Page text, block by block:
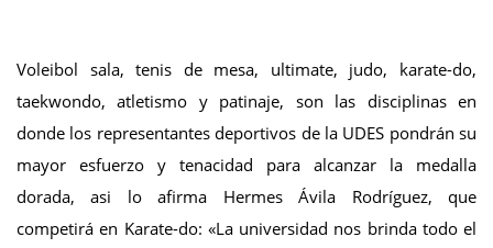
Voleibol sala, tenis de mesa, ultimate, judo, karate-do,
taekwondo, atletismo y patinaje, son las disciplinas en
donde los representantes deportivos de la UDES pondrán su
mayor esfuerzo y tenacidad para alcanzar la medalla
dorada, asi lo afirma Hermes Ávila Rodríguez, que
competirá en Karate-do: «La universidad nos brinda todo el